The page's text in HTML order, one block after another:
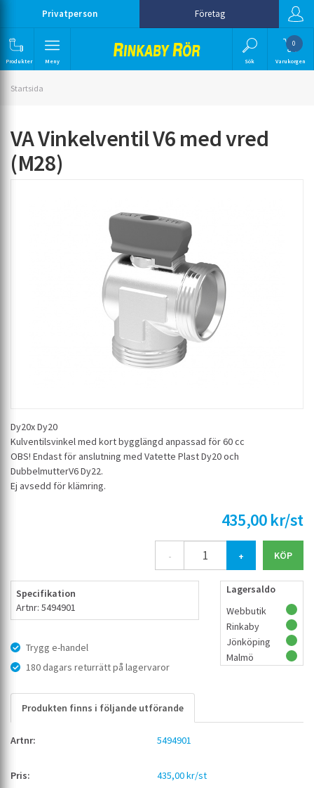
Privatperson Företag
Produkter Meny Sök
0
Varukorgen
Startsida
VA Vinkelventil V6 med vred
(M28)
Dy20x Dy20
Kulventilsvinkel med kort bygglängd anpassad för 60 cc
OBS! Endast för anslutning med Vatette Plast Dy20 och
DubbelmutterV6 Dy22.
Ej avsedd för klämring.
435,00 kr/st
- +
Specifikation
Artnr: 5494901
Trygg e-handel
180 dagars returrätt på lagervaror
Lagersaldo
Webbutik
Rinkaby
Jönköping
Malmö
Produkten finns i följande utförande
5494901
435,00 kr/st